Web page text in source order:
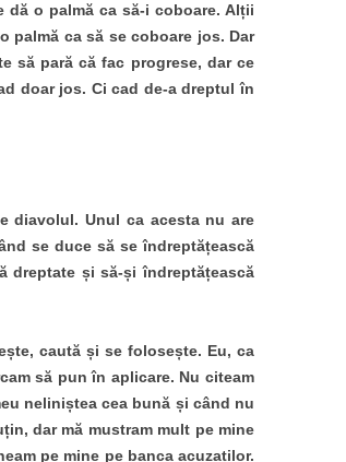
dă o palmă ca să-i coboare. Alții
palmă ca să se coboare jos. Dar
să pară că fac progrese, dar ce
doar jos. Ci cad de-a dreptul în
diavolul. Unul ca acesta nu are
se duce să se îndreptățească
dreptate și să-și îndreptățească
caută și se folosește. Eu, ca
să pun în aplicare. Nu citeam
neliniștea cea bună și când nu
dar mă mustram mult pe mine
pe mine pe banca acuzaților.